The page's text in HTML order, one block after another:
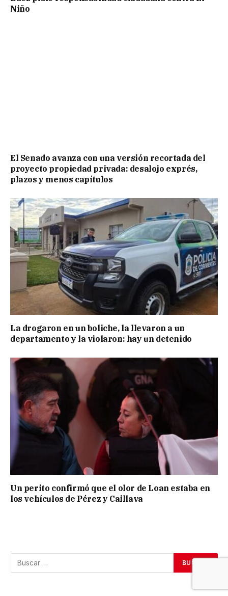
Niño
El Senado avanza con una versión recortada del
proyecto propiedad privada: desalojo exprés,
plazos y menos capítulos
La drogaron en un boliche, la llevaron a un
departamento y la violaron: hay un detenido
Un perito confirmó que el olor de Loan estaba en
los vehículos de Pérez y Caillava